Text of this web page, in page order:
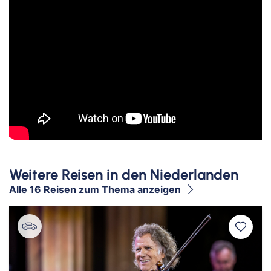
Weitere Reisen in den Niederlanden
Alle 16 Reisen zum Thema anzeigen